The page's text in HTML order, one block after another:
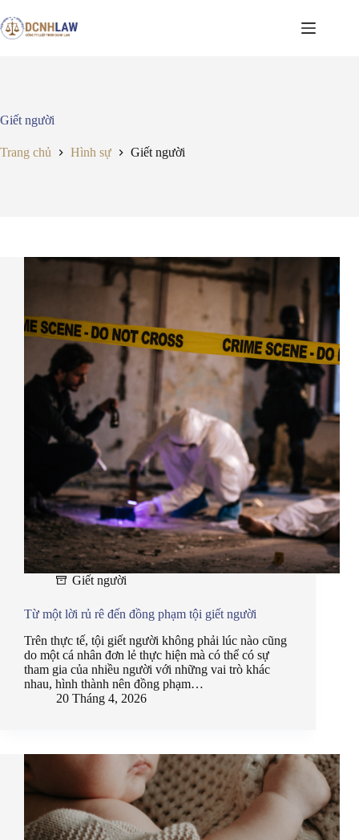
đến
phần
Giết người
Trang chủ Hình sự Giết người
Giết người
Từ một lời rủ rê đến đồng phạm tội giết người
Trên thực tế, tội giết người không phải lúc nào cũng
do một cá nhân đơn lẻ thực hiện mà có thể có sự
tham gia của nhiều người với những vai trò khác
nhau, hình thành nên đồng phạm…
20 Tháng 4, 2026